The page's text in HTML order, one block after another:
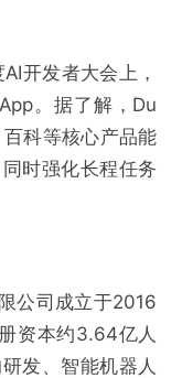
开发者大会上，
。据了解，Du
科等核心产品能
时强化长程任务
公司成立于2016
资本约3.64亿人
发、智能机器人